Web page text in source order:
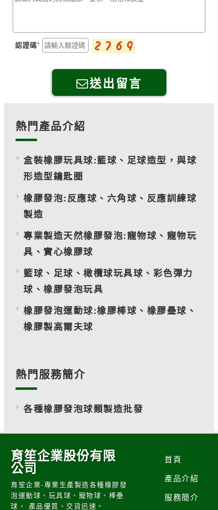
認證碼
送出留言
熱門產品介紹
盒裝橡膠玩具球:籃球、足球造型，與球
形造型鑰匙圈
橡膠發泡:反應球、六角球、反應訓練球
製造
專業製造天然橡膠發泡:寵物球、寵物玩
具、實心橡膠球
籃球、足球、橄欖球玩具球、彩色彈力
球、橡膠發泡玩具
橡膠發泡運動球:橡膠棒球、橡膠壘球、
橡膠製高爾夫球
熱門服務簡介
各種橡膠發泡球類製造批發
育笙企業股份有限
公司
育笙企業-專業生產製造各種橡膠發
泡運動球、玩具球、寵物球、棒壘
球， 產品優質、交貨迅速。
首頁
產品介紹
服務簡介